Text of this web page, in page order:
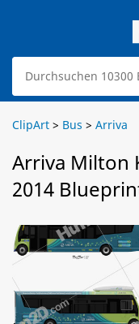
ClipArt > Bus > Arriva
Arriva Milton
2014